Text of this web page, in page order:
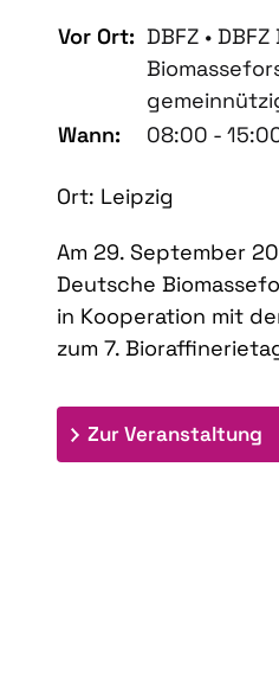
Vor Ort: DBFZ •
Wann:
08:00 -
Ort: Leipzig
Am 29. September
Deutsche
in Kooperation mit
zum 7.
Zur Veranstaltung